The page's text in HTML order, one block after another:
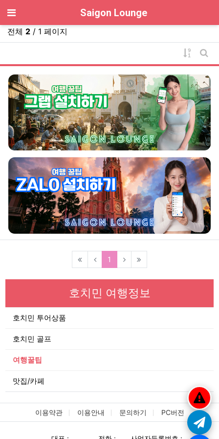
Saigon Lounge
전체 2 / 1 페이지
게시물
게
1 (current)
호치민 여행정보
호치민 투어상품
호치민 골프
여행꿀팁
맛집/카페
이용약관 이용안내 문의하기 PC버전